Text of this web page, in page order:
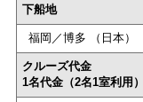
下船地
福岡／博多 （日本）
クルーズ代金
1名代金（2名1室利用）